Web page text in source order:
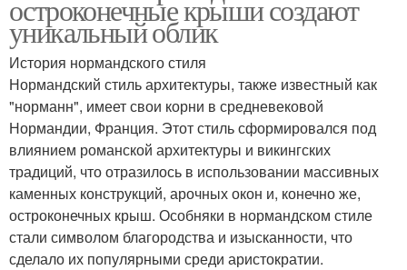
остроконечные крыши создают
уникальный облик
История нормандского стиля
Нормандский стиль архитектуры, также известный как
"норманн", имеет свои корни в средневековой
Нормандии, Франция. Этот стиль сформировался под
влиянием романской архитектуры и викингских
традиций, что отразилось в использовании массивных
каменных конструкций, арочных окон и, конечно же,
остроконечных крыш. Особняки в нормандском стиле
стали символом благородства и изысканности, что
сделало их популярными среди аристократии.